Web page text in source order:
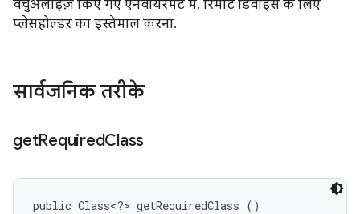
वर्चुअलाइज़ किए गए एनवायरमेंट में, रिमोट डिवाइस के लिए
प्लेसहोल्डर का इस्तेमाल करना.
सार्वजनिक तरीके
getRequiredClass
public Class<?> getRequiredClass ()